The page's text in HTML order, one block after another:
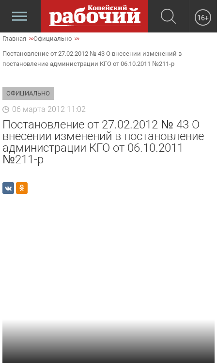
16+
Главная Официально
Постановление от 27.02.2012 № 43 О внесении изменений в
постановление администрации КГО от 06.10.2011 №211-р
ОФИЦИАЛЬНО
06 марта 2012 11:02
Постановление от 27.02.2012 № 43 О
внесении изменений в постановление
администрации КГО от 06.10.2011
№211-р